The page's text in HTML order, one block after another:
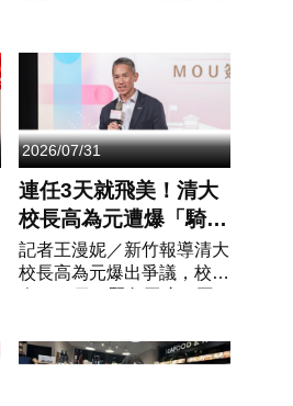
天一夜的深度體驗活動，透
過共生農法、生態夜觀、有
2026/07/31
連任3天就飛美！清大
校長高為元遭爆「騎驢
找馬」選國外校長 校
方急發聲明
記者王漫妮／新竹報導清大
校長高為元爆出爭議，校方
（2026）5月1日才剛續任
第二任期，任期長達4年，